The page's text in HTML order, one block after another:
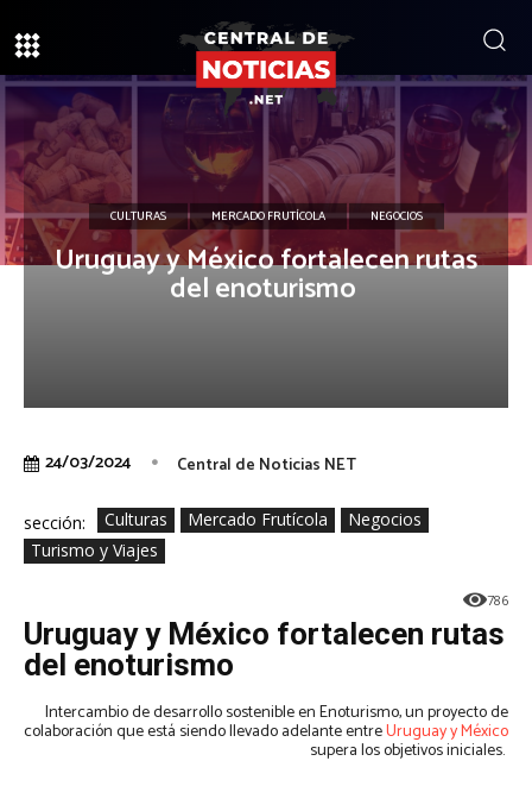
CULTURAS MERCADO FRUTÍCOLA NEGOCIOS
Uruguay y México fortalecen rutas
del enoturismo
24/03/2024 Central de Noticias NET
sección: Culturas Mercado Frutícola
Negocios
Turismo y Viajes
786
Uruguay y México fortalecen rutas
del enoturismo
Intercambio de desarrollo sostenible en Enoturismo, un proyecto de
colaboración que está siendo llevado adelante entreUruguay y México
supera los objetivos iniciales.